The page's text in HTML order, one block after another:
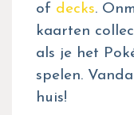
of decks.
kaarten
als je het
spelen.
huis!